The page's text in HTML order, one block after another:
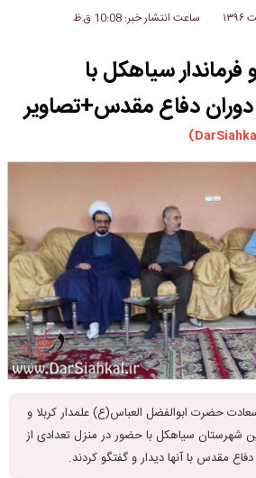
دیلمان
ورزشی
چندرسانه ای
ساعت انتشار خبر: 10:08 ق.ظ
فرماندار سیاهکل با
دوران دفاع مقدس+تصاویر
حضرت ابوالفضل العباس(ع) علمدار کربلا و
شهرستان سیاهکل با حضور در منزل تعدادی از
مقدس با آنها دیدار و گفتگو کردند.